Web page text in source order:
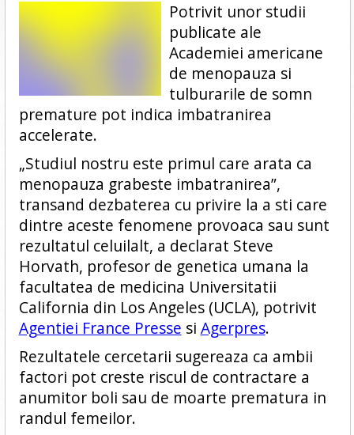
Potrivit unor studii
publicate ale
Academiei americane
de menopauza si
tulburarile de somn
premature pot indica imbatranirea
accelerate.
„Studiul nostru este primul care arata ca
menopauza grabeste imbatranirea”,
transand dezbaterea cu privire la a sti care
dintre aceste fenomene provoaca sau sunt
rezultatul celuilalt, a declarat Steve
Horvath, profesor de genetica umana la
facultatea de medicina Universitatii
California din Los Angeles (UCLA), potrivit
Agentiei France Presse si Agerpres.
Rezultatele cercetarii sugereaza ca ambii
factori pot creste riscul de contractare a
anumitor boli sau de moarte prematura in
randul femeilor.